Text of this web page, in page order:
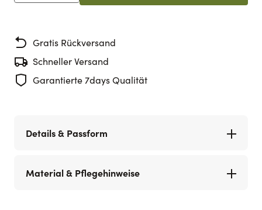
Gratis Rückversand
Schneller Versand
Garantierte 7days Qualität
Details & Passform
Material & Pflegehinweise